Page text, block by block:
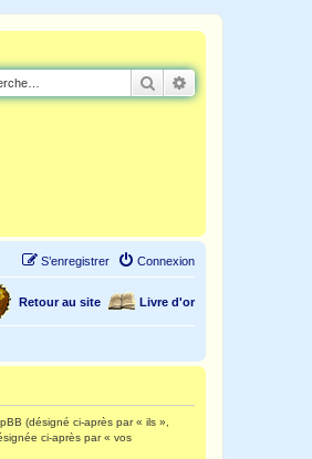
Rechercher
Connexion
S’enregistrer
Livre d'or
Retour au site
(désigné ci-après par « ils »,
ci-après par « vos